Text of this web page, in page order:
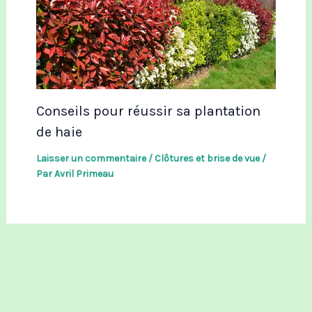
Conseils pour réussir sa plantation
de haie
Laisser un commentaire /Clôtures et brise de vue/
ParAvril Primeau